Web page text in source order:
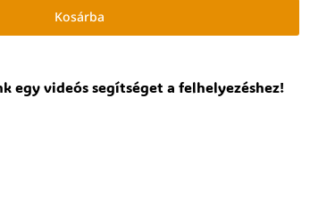
Kosárba
egy videós segítséget a felhelyezéshez!